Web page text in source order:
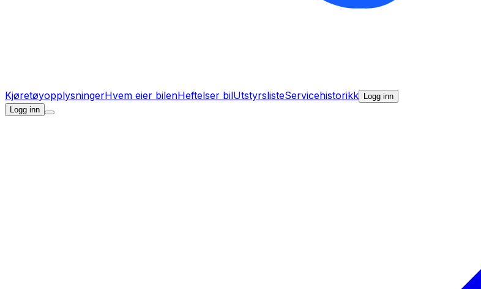
KjøretøyopplysningerHvem eier bilenHeftelser bilUtstyrslisteServicehistorikk
Logg inn
Logg inn